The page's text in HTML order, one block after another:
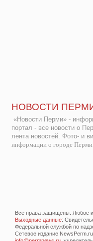
НОВОСТИ
«Новости Перми» -
портал - все новости о
лента новостей. Фото- и
информации о городе Перми
Все права защищены. Любое
Выходные данные:
Федеральной службой по
Сетевое издание